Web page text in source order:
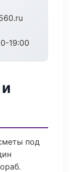
19:00
под